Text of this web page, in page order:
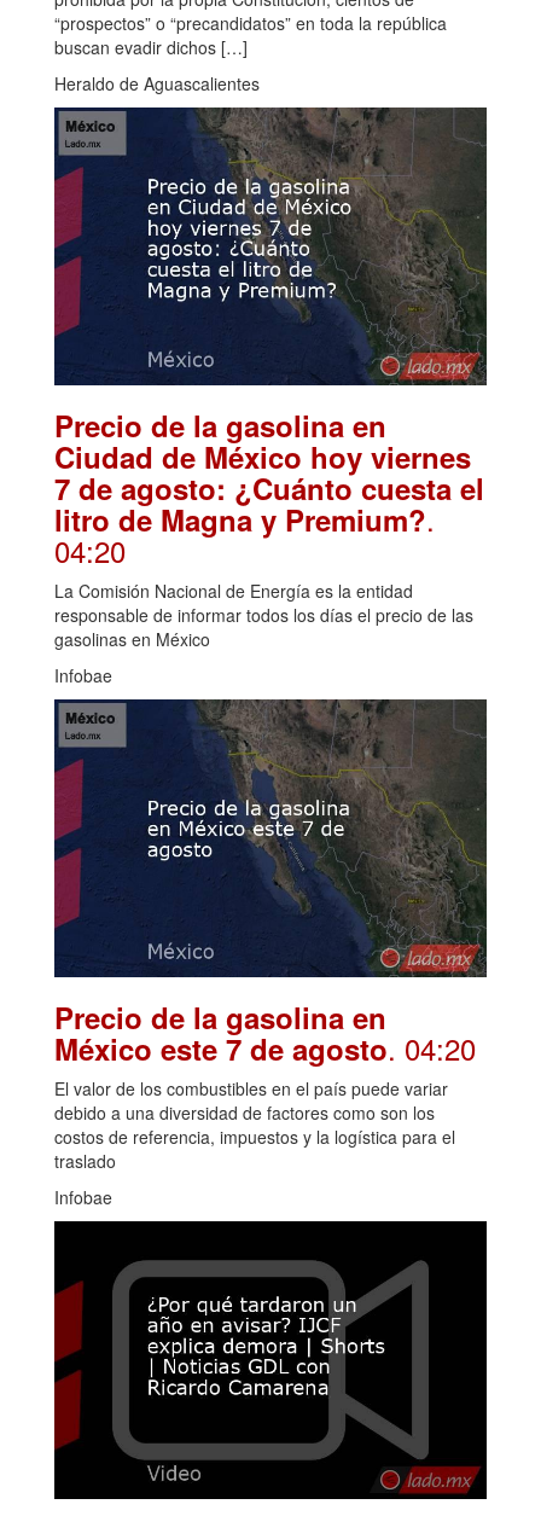
“prospectos” o “precandidatos” en toda la república
buscan evadir dichos […]
Heraldo de Aguascalientes
Precio de la gasolina en
Ciudad de México hoy viernes
7 de agosto: ¿Cuánto cuesta el
litro de Magna y Premium?.
04:20
La Comisión Nacional de Energía es la entidad
responsable de informar todos los días el precio de las
gasolinas en México
Infobae
Precio de la gasolina en
México este 7 de agosto. 04:20
El valor de los combustibles en el país puede variar
debido a una diversidad de factores como son los
costos de referencia, impuestos y la logística para el
traslado
Infobae